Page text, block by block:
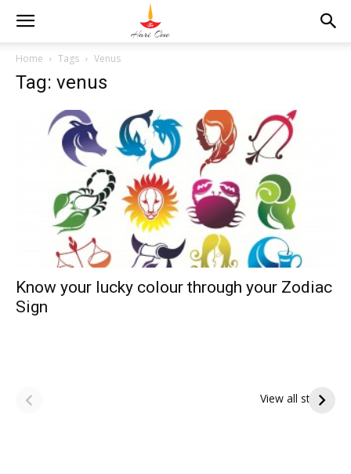
Home Tags Venus
Tag: venus
Know your lucky colour through your Zodiac
Sign
View all stories
పితృదేవతల ఆశీర్వాదం
ఇంద్రకీలాద్రి గిరి ప్రదక్షిణ